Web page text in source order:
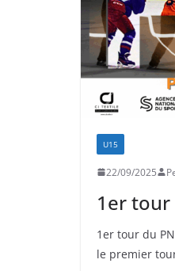
U15
22/09/2025
1er tour
1er tour du
le premier